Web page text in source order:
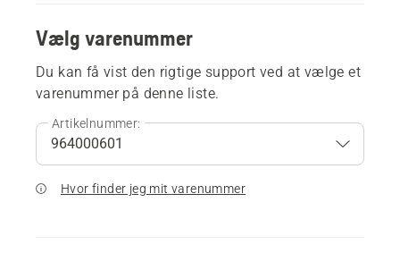
Vælg varenummer
Du kan få vist den rigtige support ved at vælge et
varenummer på denne liste.
Artikelnummer:
Hvor finder jeg mit varenummer